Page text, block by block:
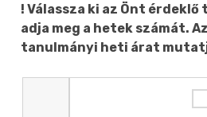
! Válassza ki az Önt
adja meg a hetek számát. Az
tanulmányi heti árat